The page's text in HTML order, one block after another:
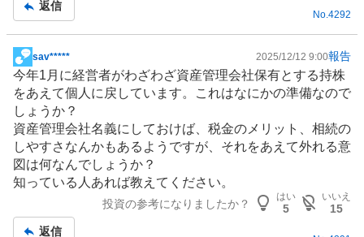
返信
No. 4292
掲
示
板
記
事
sav***** 2025/12/12 9:00報告
今年1月に経営者がわざわざ資産管理会社保有とする持株
をあえて個人に戻しています。これはなにかの準備なので
しょうか？
資産管理会社名義にしておけば、税金のメリット、相続の
しやすさなんかもあるようですが、それをあえて外れる意
図は何なんでしょうか？
知っている人あれば教えてください。
投資の参考になりましたか？
はい
5
いいえ
15
返信